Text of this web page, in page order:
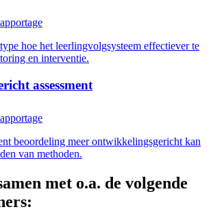
hoe het leerlingvolgsysteem effectiever te
en interventie.
assessment
beoordeling meer ontwikkelingsgericht kan
van methoden.
met o.a. de volgende